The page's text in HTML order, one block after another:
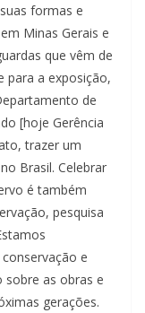
formas e
Minas Gerais e
que vêm de
para a exposição,
de
[hoje Gerência
trazer um
Brasil. Celebrar
é também
pesquisa
e
as obras e
gerações.